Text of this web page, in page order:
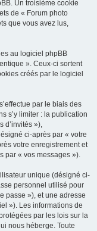
Un troisième cookie
de « Forum photo
que vous avez lus,
au logiciel phpBB
». Ceux-ci sortent
créés par le logiciel
par le biais des
s’y limiter : la publication
d’invités »),
ci-après par « votre
votre enregistrement et
par « vos messages »).
unique (désigné ci-
personnel utilisé pour
passe »), et une adresse
»). Les informations de
par les lois sur la
nous héberge. Toute